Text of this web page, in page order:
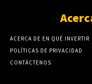
ACERCA DE EN QUÉ INVERTIR
POLÍTICAS DE PRIVACIDAD
CONTÁCTENOS